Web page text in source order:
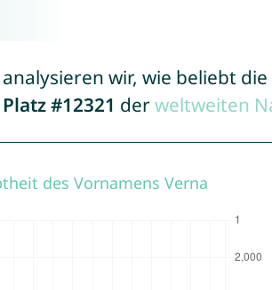
analysieren wir, wie beliebt
Platz #12321 derweltweiten